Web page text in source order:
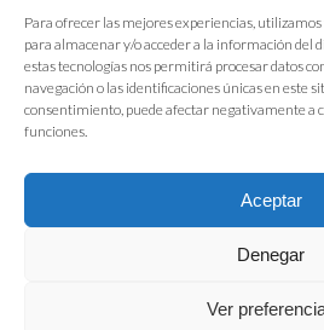
Para ofrecer las mejores experiencias,
para almacenar y/o acceder a la información del
estas tecnologías nos permitirá procesar datos
navegación o las identificaciones únicas en este
consentimiento, puede afectar negativamente a
funciones.
Aceptar
Denegar
Ver
FIAB Federación Española de Industrias